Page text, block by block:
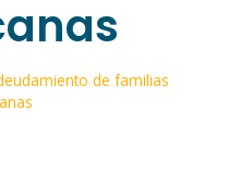
de familias